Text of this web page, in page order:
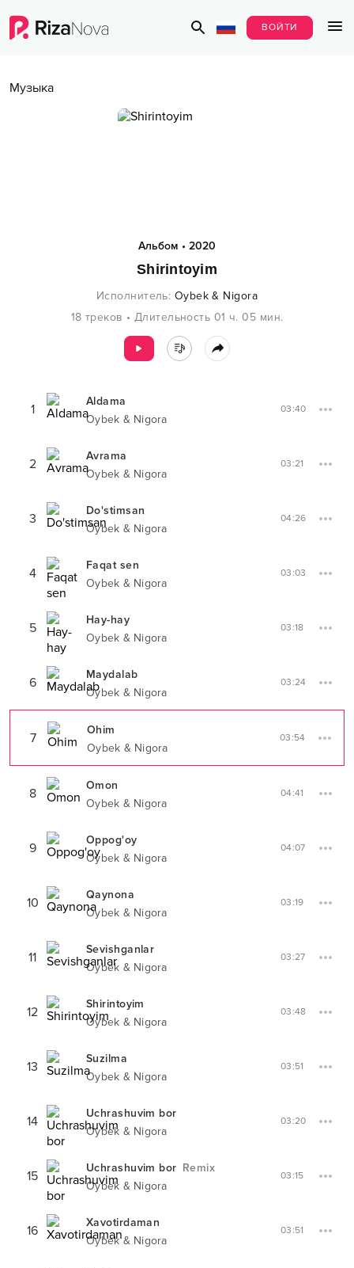
ВОЙТИ
Музыка
Альбом • 2020
Shirintoyim
Исполнитель: Oybek & Nigora
18 треков • Длительность 01 ч. 05 мин.
1
Aldama
Oybek & Nigora
03:40
2
Avrama
Oybek & Nigora
03:21
3
Do'stimsan
Oybek & Nigora
04:26
4
Faqat sen
Oybek & Nigora
03:03
5
Hay-hay
Oybek & Nigora
03:18
6
Maydalab
Oybek & Nigora
03:24
7
Ohim
Oybek & Nigora
03:54
8
Omon
Oybek & Nigora
04:41
9
Oppog'oy
Oybek & Nigora
04:07
10
Qaynona
Oybek & Nigora
03:19
11
Sevishganlar
Oybek & Nigora
03:27
12
Shirintoyim
Oybek & Nigora
03:48
13
Suzilma
Oybek & Nigora
03:51
14
Uchrashuvim bor
Oybek & Nigora
03:20
15 Uchrashuvim bor Remix
Oybek & Nigora
03:15
16
Xavotirdaman
Oybek & Nigora
03:51